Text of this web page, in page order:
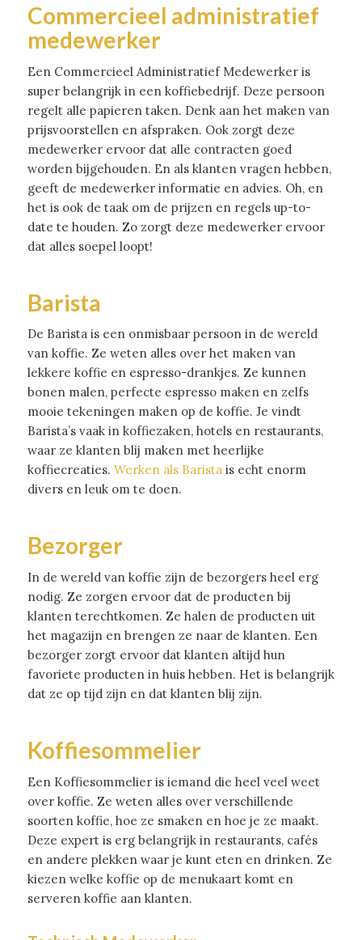
Commercieel administratief
medewerker
Een Commercieel Administratief Medewerker is
super belangrijk in een koffiebedrijf. Deze persoon
regelt alle papieren taken. Denk aan het maken van
prijsvoorstellen en afspraken. Ook zorgt deze
medewerker ervoor dat alle contracten goed
worden bijgehouden. En als klanten vragen hebben,
geeft de medewerker informatie en advies. Oh, en
het is ook de taak om de prijzen en regels up-to-
date te houden. Zo zorgt deze medewerker ervoor
dat alles soepel loopt!
Barista
De Barista is een onmisbaar persoon in de wereld
van koffie. Ze weten alles over het maken van
lekkere koffie en espresso-drankjes. Ze kunnen
bonen malen, perfecte espresso maken en zelfs
mooie tekeningen maken op de koffie. Je vindt
Barista’s vaak in koffiezaken, hotels en restaurants,
waar ze klanten blij maken met heerlijke
koffiecreaties. Werken als Baristais echt enorm
divers en leuk om te doen.
Bezorger
In de wereld van koffie zijn de bezorgers heel erg
nodig. Ze zorgen ervoor dat de producten bij
klanten terechtkomen. Ze halen de producten uit
het magazijn en brengen ze naar de klanten. Een
bezorger zorgt ervoor dat klanten altijd hun
favoriete producten in huis hebben. Het is belangrijk
dat ze op tijd zijn en dat klanten blij zijn.
Koffiesommelier
Een Koffiesommelier is iemand die heel veel weet
over koffie. Ze weten alles over verschillende
soorten koffie, hoe ze smaken en hoe je ze maakt.
Deze expert is erg belangrijk in restaurants, cafés
en andere plekken waar je kunt eten en drinken. Ze
kiezen welke koffie op de menukaart komt en
serveren koffie aan klanten.